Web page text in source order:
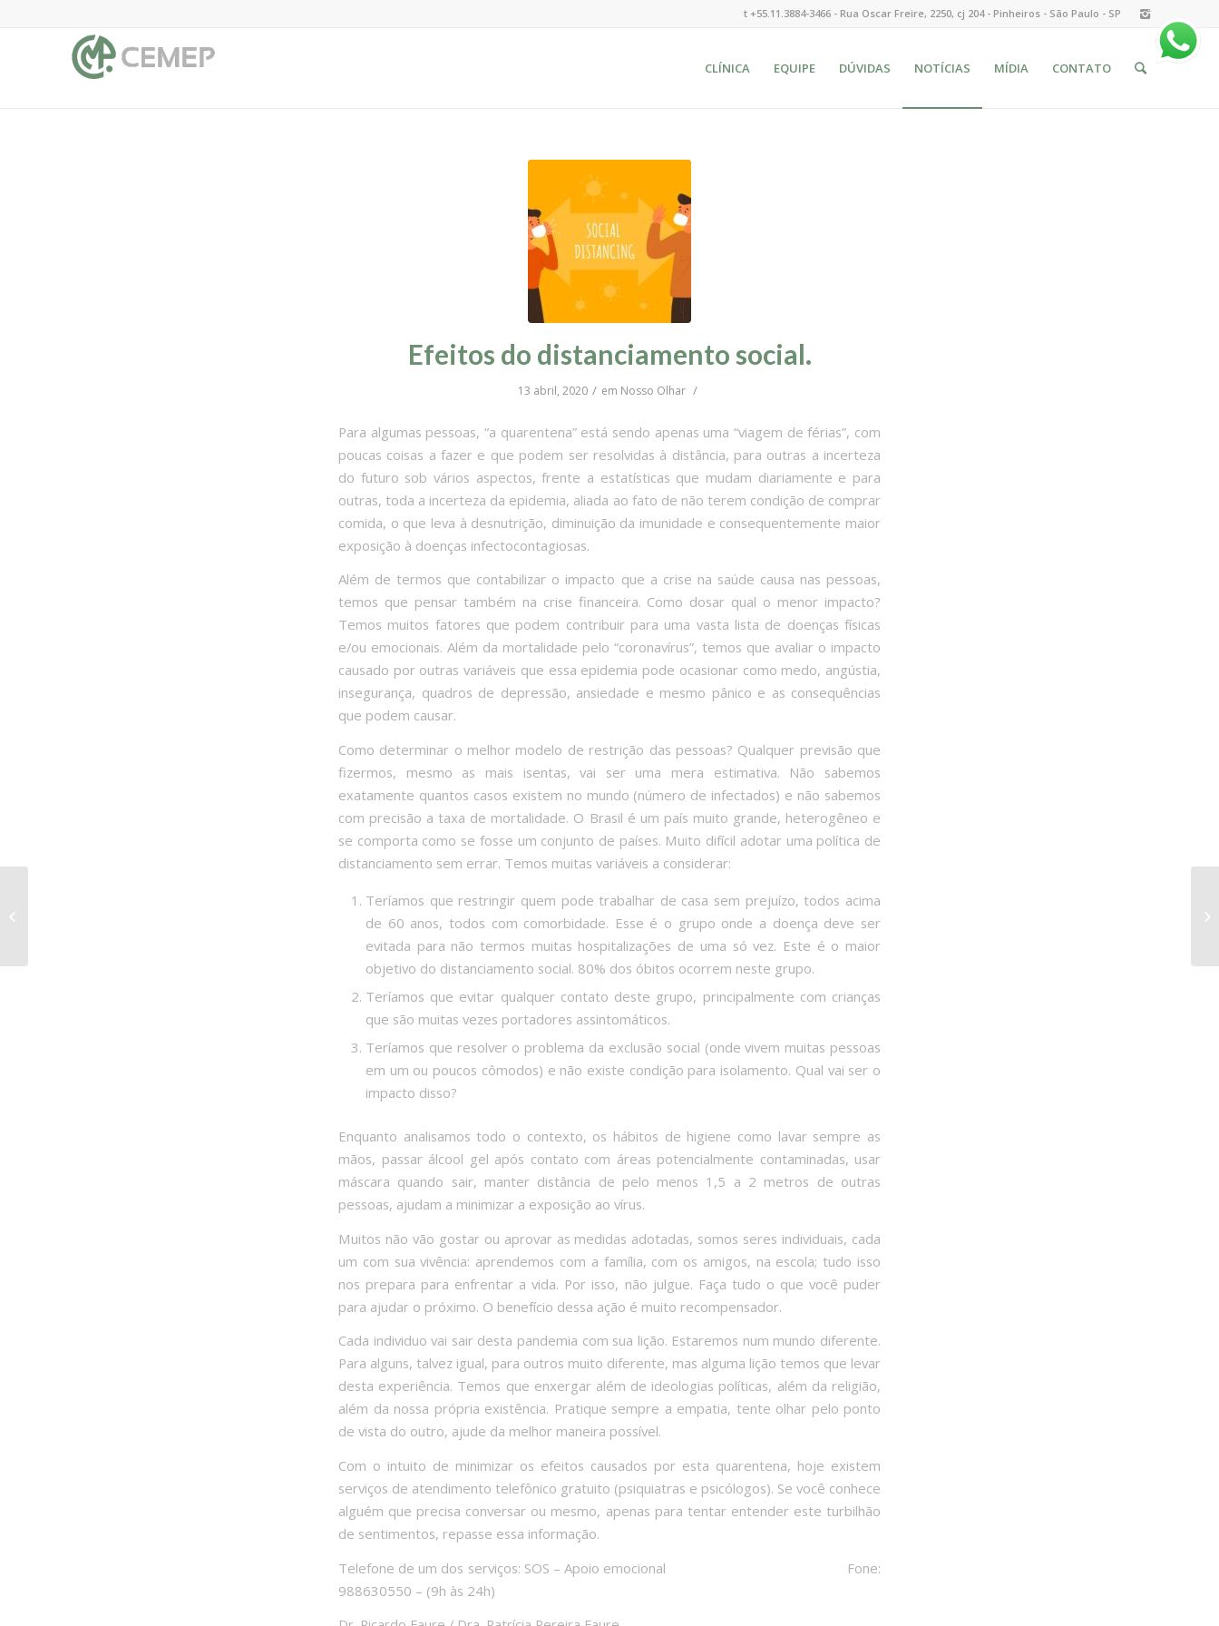
t +55.11.3884-3466 - Rua Oscar Freire, 2250, cj 204 - Pinheiros - São Paulo - SP
CLÍNICA EQUIPE DÚVIDAS NOTÍCIAS MÍDIA CONTATO
Efeitos do distanciamento social.
13 abril, 2020 / em Nosso Olhar /
Para algumas pessoas, “a quarentena” está sendo apenas uma “viagem de férias”, com
poucas coisas a fazer e que podem ser resolvidas à distância, para outras a incerteza
do futuro sob vários aspectos, frente a estatísticas que mudam diariamente e para
outras, toda a incerteza da epidemia, aliada ao fato de não terem condição de comprar
comida, o que leva à desnutrição, diminuição da imunidade e consequentemente maior
exposição à doenças infectocontagiosas.
Além de termos que contabilizar o impacto que a crise na saúde causa nas pessoas,
temos que pensar também na crise financeira. Como dosar qual o menor impacto?
Temos muitos fatores que podem contribuir para uma vasta lista de doenças físicas
e/ou emocionais. Além da mortalidade pelo “coronavírus”, temos que avaliar o impacto
causado por outras variáveis que essa epidemia pode ocasionar como medo, angústia,
insegurança, quadros de depressão, ansiedade e mesmo pânico e as consequências
que podem causar.
Como determinar o melhor modelo de restrição das pessoas? Qualquer previsão que
fizermos, mesmo as mais isentas, vai ser uma mera estimativa. Não sabemos
exatamente quantos casos existem no mundo (número de infectados) e não sabemos
com precisão a taxa de mortalidade. O Brasil é um país muito grande, heterogêneo e
se comporta como se fosse um conjunto de países. Muito difícil adotar uma política de
distanciamento sem errar. Temos muitas variáveis a considerar:
Teríamos que restringir quem pode trabalhar de casa sem prejuízo, todos acima
de 60 anos, todos com comorbidade. Esse é o grupo onde a doença deve ser
evitada para não termos muitas hospitalizações de uma só vez. Este é o maior
objetivo do distanciamento social. 80% dos óbitos ocorrem neste grupo.
Teríamos que evitar qualquer contato deste grupo, principalmente com crianças
que são muitas vezes portadores assintomáticos.
Teríamos que resolver o problema da exclusão social (onde vivem muitas pessoas
em um ou poucos cômodos) e não existe condição para isolamento. Qual vai ser o
impacto disso?
Enquanto analisamos todo o contexto, os hábitos de higiene como lavar sempre as
mãos, passar álcool gel após contato com áreas potencialmente contaminadas, usar
máscara quando sair, manter distância de pelo menos 1,5 a 2 metros de outras
pessoas, ajudam a minimizar a exposição ao vírus.
Muitos não vão gostar ou aprovar as medidas adotadas, somos seres individuais, cada
um com sua vivência: aprendemos com a família, com os amigos, na escola; tudo isso
nos prepara para enfrentar a vida. Por isso, não julgue. Faça tudo o que você puder
para ajudar o próximo. O benefício dessa ação é muito recompensador.
Cada individuo vai sair desta pandemia com sua lição. Estaremos num mundo diferente.
Para alguns, talvez igual, para outros muito diferente, mas alguma lição temos que levar
desta experiência. Temos que enxergar além de ideologias políticas, além da religião,
além da nossa própria existência. Pratique sempre a empatia, tente olhar pelo ponto
de vista do outro, ajude da melhor maneira possível.
Com o intuito de minimizar os efeitos causados por esta quarentena, hoje existem
serviços de atendimento telefônico gratuito (psiquiatras e psicólogos). Se você conhece
alguém que precisa conversar ou mesmo, apenas para tentar entender este turbilhão
de sentimentos, repasse essa informação.
Telefone de um dos serviços: SOS – Apoio emocional Fone:
988630550 – (9h às 24h)